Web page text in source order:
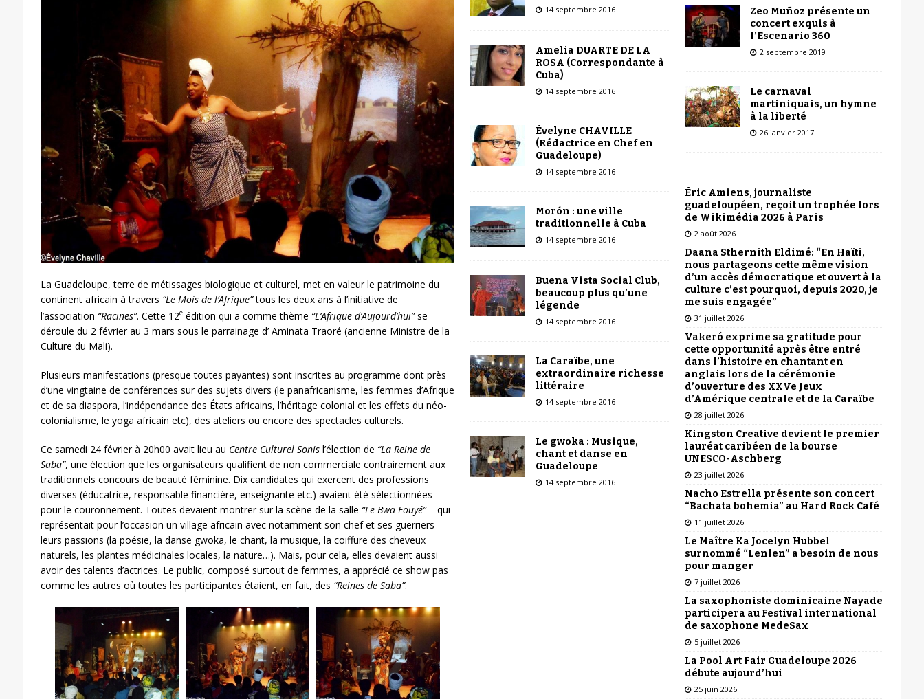
La Guadeloupe, terre de métissages biologique et culturel, met en valeur le patrimoine du
continent africain à travers “Le Mois de l’Afrique”tous les deux ans à l’initiative de
l’association “Racines”. Cette 12eédition qui a comme thème “L’Afrique d’Aujourd’hui”se
déroule du 2 février au 3 mars sous le parrainage d’ Aminata Traoré (ancienne Ministre de la
Culture du Mali).
Plusieurs manifestations (presque toutes payantes) sont inscrites au programme dont près
d’une vingtaine de conférences sur des sujets divers (le panafricanisme, les femmes d’Afrique
et de sa diaspora, l’indépendance des États africains, l’héritage colonial et les effets du néo-
colonialisme, le yoga africain etc), des ateliers ou encore des spectacles culturels.
Ce samedi 24 février à 20h00 avait lieu au Centre Culturel Sonisl’élection de “La Reine de
Saba”, une élection que les organisateurs qualifient de non commerciale contrairement aux
traditionnels concours de beauté féminine. Dix candidates qui exercent des professions
diverses (éducatrice, responsable financière, enseignante etc.) avaient été sélectionnées
pour le couronnement. Toutes devaient montrer sur la scène de la salle “Le Bwa Fouyé”– qui
représentait pour l’occasion un village africain avec notamment son chef et ses guerriers –
leurs passions (la poésie, la danse gwoka, le chant, la musique, la coiffure des cheveux
naturels, les plantes médicinales locales, la nature…). Mais, pour cela, elles devaient aussi
avoir des talents d’actrices. Le public, composé surtout de femmes, a apprécié ce show pas
comme les autres où toutes les participantes étaient, en fait, des “Reines de Saba”.
14 septembre 2016
Amelia DUARTE DE LA
ROSA (Correspondante à
Cuba)
14 septembre 2016
Évelyne CHAVILLE
(Rédactrice en Chef en
Guadeloupe)
14 septembre 2016
Morón : une ville
traditionnelle à Cuba
14 septembre 2016
Buena Vista Social Club,
beaucoup plus qu’une
légende
14 septembre 2016
La Caraïbe, une
extraordinaire richesse
littéraire
14 septembre 2016
Le gwoka : Musique,
chant et danse en
Guadeloupe
14 septembre 2016
Zeo Muñoz présente un
concert exquis à
l’Escenario 360
2 septembre 2019
Le carnaval
martiniquais, un hymne
à la liberté
26 janvier 2017
Éric Amiens, journaliste
guadeloupéen, reçoit un trophée lors
de Wikimédia 2026 à Paris
2 août 2026
Daana Sthernith Eldimé: “En Haïti,
nous partageons cette même vision
d’un accès démocratique et ouvert à la
culture c’est pourquoi, depuis 2020, je
me suis engagée”
31 juillet 2026
Vakeró exprime sa gratitude pour
cette opportunité après être entré
dans l’histoire en chantant en
anglais lors de la cérémonie
d’ouverture des XXVe Jeux
d’Amérique centrale et de la Caraïbe
28 juillet 2026
Kingston Creative devient le premier
lauréat caribéen de la bourse
UNESCO-Aschberg
23 juillet 2026
Nacho Estrella présente son concert
“Bachata bohemia” au Hard Rock Café
11 juillet 2026
Le Maître Ka Jocelyn Hubbel
surnommé “Lenlen” a besoin de nous
pour manger
7 juillet 2026
La saxophoniste dominicaine Nayade
participera au Festival international
de saxophone MedeSax
5 juillet 2026
La Pool Art Fair Guadeloupe 2026
débute aujourd’hui
25 juin 2026